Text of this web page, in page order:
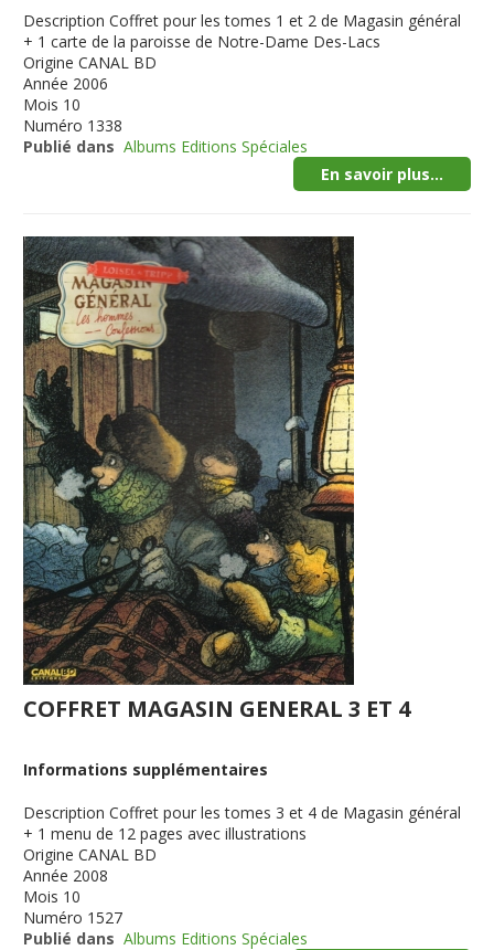
Description Coffret pour les tomes 1 et 2 de Magasin général
+ 1 carte de la paroisse de Notre-Dame Des-Lacs
Origine CANAL BD
Année 2006
Mois 10
Numéro 1338
Publié dans Albums Editions Spéciales
En savoir plus...
COFFRET MAGASIN GENERAL 3 ET 4
Informations supplémentaires
Description Coffret pour les tomes 3 et 4 de Magasin général
+ 1 menu de 12 pages avec illustrations
Origine CANAL BD
Année 2008
Mois 10
Numéro 1527
Publié dans Albums Editions Spéciales